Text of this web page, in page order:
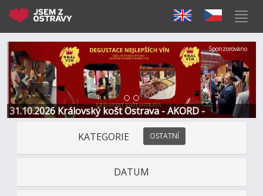
31.10.2026 Královský košt Ostrava - AKORD -
Restaurace a Hotel
Předchozí Další
Sponzorováno
KATEGORIE OSTATNÍ
DATUM